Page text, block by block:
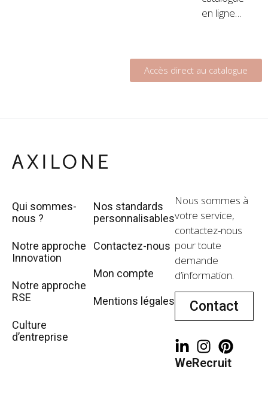
en ligne…
Accès direct au catalogue
Qui sommes-
nous ?
Notre approche
Innovation
Notre approche
RSE
Culture
d’entreprise
Nos standards
personnalisables
Contactez-nous
Mon compte
Mentions légales
Nous sommes à
votre service,
contactez-nous
pour toute
demande
d’information.
Contact
WeRecruit